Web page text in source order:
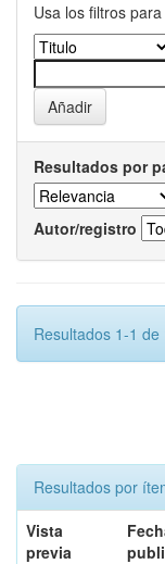
Usa los filtros
Resultados por
Autor/registro
Resultados 1-1 de
Resultados por
Vista
previa